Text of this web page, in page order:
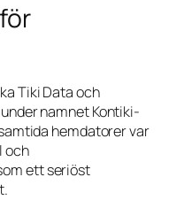
Tiki Data och
namnet Kontiki-
hemdatorer var
och
ett seriöst